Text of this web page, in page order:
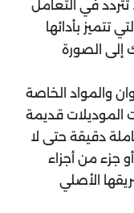
في التعامل
التي تتميز بأدائها
إلى الصورة
والمواد الخاصة
الموديلات قديمة
دقيقة حتى لا
جزء من أجزاء
الأصلي